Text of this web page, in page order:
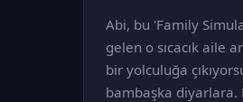
Abi, bu 'Family
gelen o sıcacık aile
bir yolculuğa
bambaşka diyarlara.